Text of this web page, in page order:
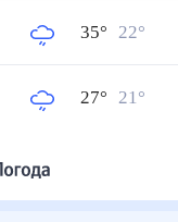
35° 22°
27° 21°